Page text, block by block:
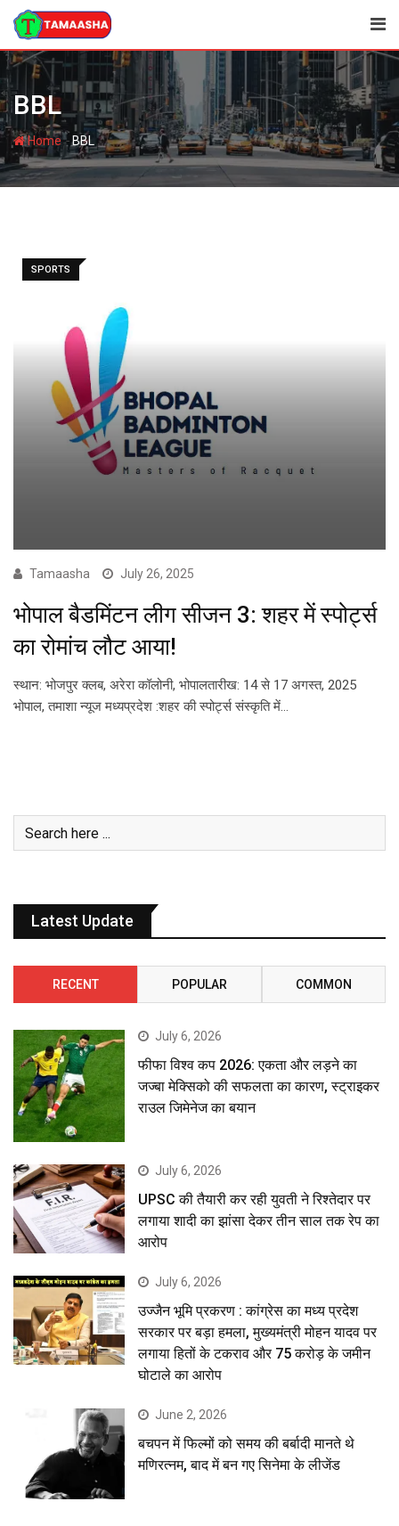
Skip
content
BBL
Home-BBL
SPORTS
Tamaasha July 26, 2025
भोपाल बैडमिंटन लीग सीजन 3: शहर में स्पोर्ट्स
का रोमांच लौट आया!
स्थान: भोजपुर क्लब, अरेरा कॉलोनी, भोपालतारीख: 14 से 17 अगस्त, 2025
भोपाल, तमाशा न्यूज मध्यप्रदेश :शहर की स्पोर्ट्स संस्कृति में…
Latest Update
RECENT POPULAR COMMON
July 6, 2026
फीफा विश्व कप 2026: एकता और लड़ने का
जज्बा मेक्सिको की सफलता का कारण, स्ट्राइकर
राउल जिमेनेज का बयान
July 6, 2026
UPSC की तैयारी कर रही युवती ने रिश्तेदार पर
लगाया शादी का झांसा देकर तीन साल तक रेप का
आरोप
July 6, 2026
उज्जैन भूमि प्रकरण : कांग्रेस का मध्य प्रदेश
सरकार पर बड़ा हमला, मुख्यमंत्री मोहन यादव पर
लगाया हितों के टकराव और 75 करोड़ के जमीन
घोटाले का आरोप
June 2, 2026
बचपन में फिल्मों को समय की बर्बादी मानते थे
मणिरत्नम, बाद में बन गए सिनेमा के लीजेंड